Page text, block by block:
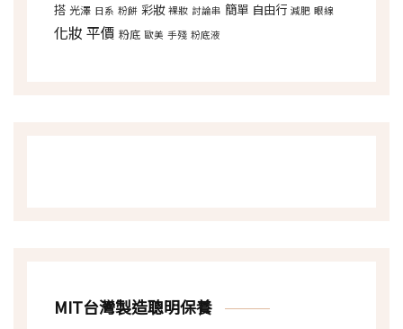
搭 光澤 日系 粉餅 彩妝 裸妝 討論串 簡單 自由行 減肥 眼線
化妝 平價 粉底 歐美 手殘 粉底液
MIT台灣製造聰明保養